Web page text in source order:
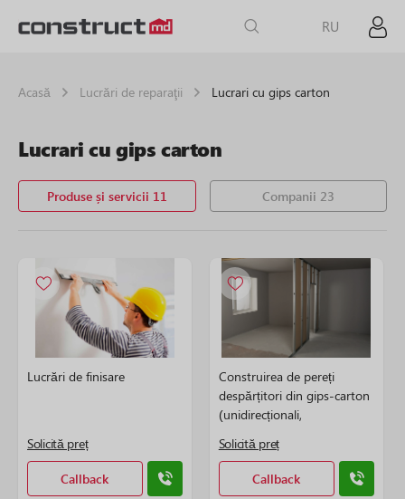
RU
Acasă Lucrări de reparaţii Lucrari cu gips carton
Lucrari cu gips carton
Produse și servicii 11 Companii 23
Lucrări de finisare
Solicită preț
Callback
Construirea de pereți
despărțitori din gips-carton
(unidirecționali,
Solicită preț
Callback